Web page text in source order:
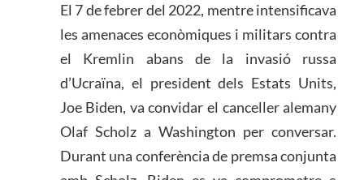
El 7 de febrer del 2022, mentre intensificava
les amenaces econòmiques i militars contra
el Kremlin abans de la invasió russa
d’Ucraïna, el president dels Estats Units,
Joe Biden, va convidar el canceller alemany
Olaf Scholz a Washington per conversar.
Durant una conferència de premsa conjunta